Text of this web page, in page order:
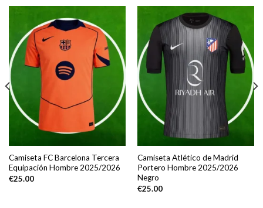
Camiseta FC Barcelona Tercera
Equipación Hombre 2025/2026
€25.00
Camiseta Atlético de Madrid
Portero Hombre 2025/2026
Negro
€25.00